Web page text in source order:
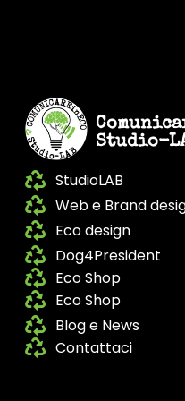
Studio-
StudioLAB
Web e Brand
Eco design
Dog4President
Eco Shop
Eco Shop
Blog e News
Contattaci